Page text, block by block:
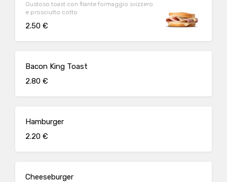
Gustoso toast con filante formaggio svizzero
e prosciutto cotto
2.50 €
Bacon King Toast
2.80 €
Hamburger
2.20 €
Cheeseburger